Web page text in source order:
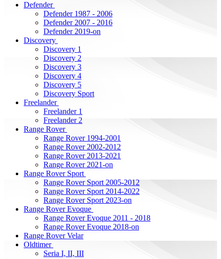
Defender
Defender 1987 - 2006
Defender 2007 - 2016
Defender 2019-on
Discovery
Discovery 1
Discovery 2
Discovery 3
Discovery 4
Discovery 5
Discovery Sport
Freelander
Freelander 1
Freelander 2
Range Rover
Range Rover 1994-2001
Range Rover 2002-2012
Range Rover 2013-2021
Range Rover 2021-on
Range Rover Sport
Range Rover Sport 2005-2012
Range Rover Sport 2014-2022
Range Rover Sport 2023-on
Range Rover Evoque
Range Rover Evoque 2011 - 2018
Range Rover Evoque 2018-on
Range Rover Velar
Oldtimer
Seria I, II, III